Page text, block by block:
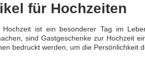
für Hochzeiten
Hochzeit ist ein besonderer Tag im
sind Gastgeschenke zur Hochzeit
bedruckt werden, um die Persönlichkeit
abzurunden und den Gästen eine